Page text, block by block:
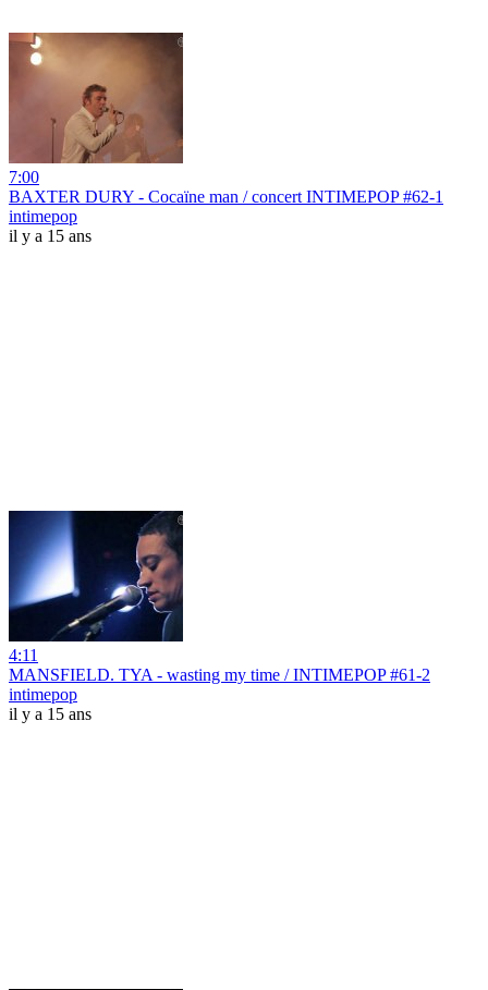
7:00
BAXTER DURY - Cocaïne man / concert INTIMEPOP #62-1
intimepop
il y a 15 ans
4:11
MANSFIELD. TYA - wasting my time / INTIMEPOP #61-2
intimepop
il y a 15 ans